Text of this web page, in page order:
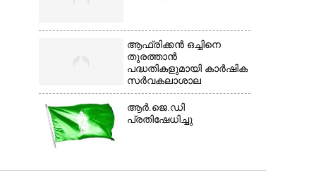
ആഫ്രിക്കൻ ഒച്ചിനെ
തുരത്താൻ
പദ്ധതികളുമായി കാർഷിക
സർവകലാശാല
ആർ.ജെ.ഡി
പ്രതിഷേധിച്ചു